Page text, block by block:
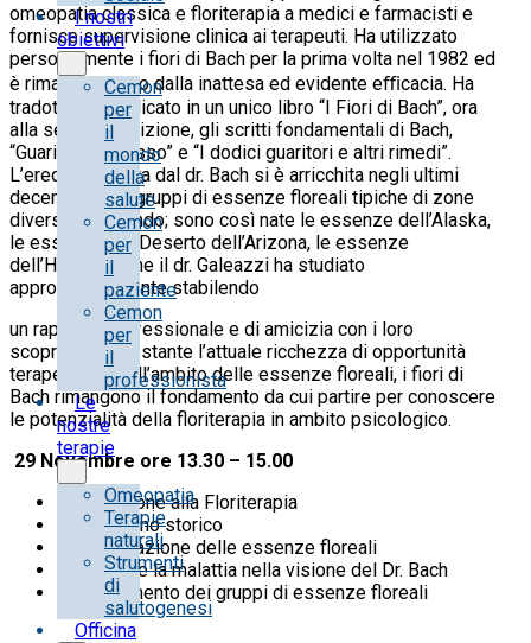
I nostri
obiettivi
Cemon
per
il
mondo
della
salute
Cemon
per
il
paziente
Cemon
per
il
professionista
Le
nostre
terapie
Omeopatia
Terapie
naturali
Strumenti
di
salutogenesi
Officina
omeopatia classica e floriterapia a medici e farmacisti e
fornisce supervisione clinica ai terapeuti. Ha utilizzato
personalmente i fiori di Bach per la prima volta nel 1982 ed
è rimasto colpito dalla inattesa ed evidente eﬃcacia. Ha
tradotto e pubblicato in un unico libro “I Fiori di Bach”, ora
alla seconda edizione, gli scritti fondamentali di Bach,
“Guarisci te stesso” e “I dodici guaritori e altri rimedi”.
L’eredità lasciata dal dr. Bach si è arricchita negli ultimi
decenni di altri gruppi di essenze floreali tipiche di zone
diverse del mondo; sono così nate le essenze dell’Alaska,
le essenze del Deserto dell’Arizona, le essenze
dell’Himalaya che il dr. Galeazzi ha studiato
approfonditamente stabilendo
un rapporto professionale e di amicizia con i loro
scopritori. Nonostante l’attuale ricchezza di opportunità
terapeutiche nell’ambito delle essenze floreali, i fiori di
Bach rimangono il fondamento da cui partire per conoscere
le potenzialità della floriterapia in ambito psicologico.
29 Novembre ore 13.30 – 15.00
Introduzione alla Floriterapia
Breve cenno storico
La preparazione delle essenze floreali
La salute e la malattia nella visione del Dr. Bach
Inquadramento dei gruppi di essenze floreali